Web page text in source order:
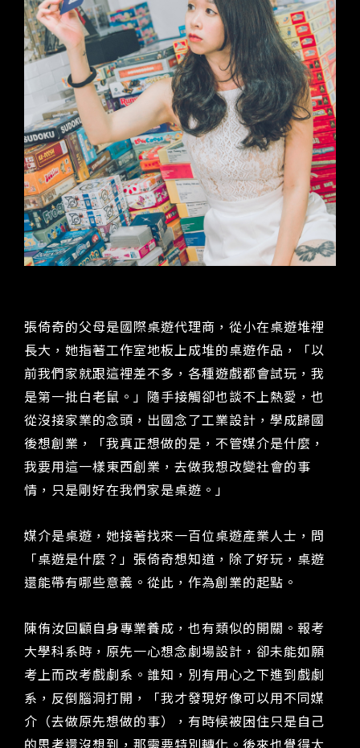
張倚奇的父母是國際桌遊代理商，從小在桌遊堆裡
長大，她指著工作室地板上成堆的桌遊作品，「以
前我們家就跟這裡差不多，各種遊戲都會試玩，我
是第一批白老鼠。」隨手接觸卻也談不上熱愛，也
從沒接家業的念頭，出國念了工業設計，學成歸國
後想創業，「我真正想做的是，不管媒介是什麼，
我要用這一樣東西創業，去做我想改變社會的事
情，只是剛好在我們家是桌遊。」
媒介是桌遊，她接著找來一百位桌遊產業人士，問
「桌遊是什麼？」張倚奇想知道，除了好玩，桌遊
還能帶有哪些意義。從此，作為創業的起點。
陳侑汝回顧自身專業養成，也有類似的開關。報考
大學科系時，原先一心想念劇場設計，卻未能如願
考上而改考戲劇系。誰知，別有用心之下進到戲劇
系，反倒腦洞打開，「我才發現好像可以用不同媒
介（去做原先想做的事），有時候被困住只是自己
的思考還沒想到，那需要特別轉化。後來也覺得太